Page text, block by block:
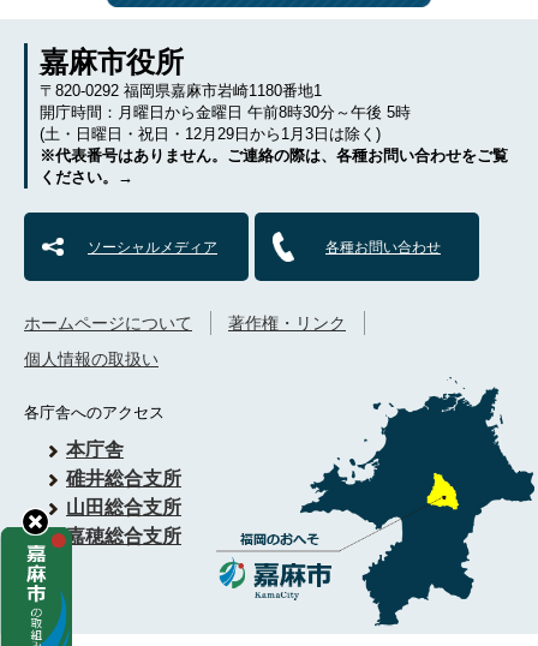
嘉麻市役所
〒820-0292 福岡県嘉麻市岩崎1180番地1
開庁時間：月曜日から金曜日 午前8時30分～午後 5時
(土・日曜日・祝日・12月29日から1月3日は除く)
※代表番号はありません。ご連絡の際は、各種お問い合わせをご覧
ください。→
ソーシャルメディア 各種お問い合わせ
各庁舎へのアクセス
本庁舎
碓井総合支所
山田総合支所
嘉穂総合支所
ホームページについて
著作権・リンク
個人情報の取扱い